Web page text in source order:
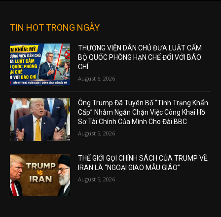
TIN HOT TRONG NGÀY
THƯỢNG VIỆN DÂN CHỦ ĐƯA LUẬT CẤM
BỘ QUỐC PHÒNG HẠN CHẾ ĐỐI VỚI BÁO
CHÍ
August 6, 2026
Ông Trump Đã Tuyên Bố “Tình Trạng Khẩn
Cấp” Nhằm Ngăn Chặn Việc Công Khai Hồ
Sơ Tài Chính Của Mình Cho Đài BBC
August 5, 2026
THẾ GIỚI GỌI CHÍNH SÁCH CỦA TRUMP VỀ
IRAN LÀ “NGOẠI GIAO MẪU GIÁO”
August 5, 2026